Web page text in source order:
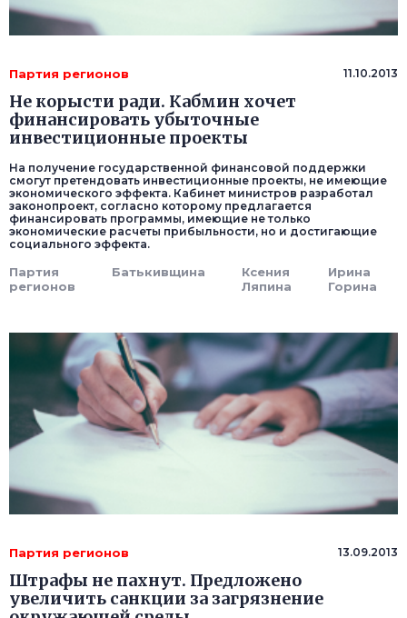
Партия регионов 11.10.2013
Не корысти ради. Кабмин хочет
финансировать убыточные
инвестиционные проекты
На получение государственной финансовой поддержки
смогут претендовать инвестиционные проекты, не имеющие
экономического эффекта. Кабинет министров разработал
законопроект, согласно которому предлагается
финансировать программы, имеющие не только
экономические расчеты прибыльности, но и достигающие
социального эффекта.
Партия
регионов
Батькивщина
Ксения
Ляпина
Ирина
Горина
Партия регионов 13.09.2013
Штрафы не пахнут. Предложено
увеличить санкции за загрязнение